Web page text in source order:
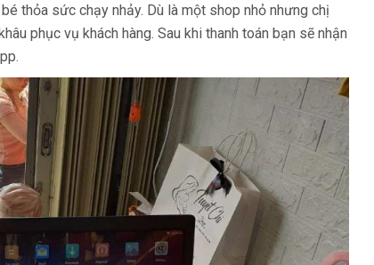
thỏa sức chạy nhảy. Dù là một shop nhỏ nhưng chị
phục vụ khách hàng. Sau khi thanh toán bạn sẽ nhận